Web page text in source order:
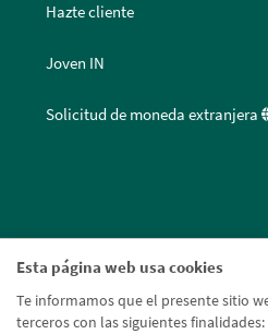
Esta página web usa cookies
Te informamos que el presente sitio
terceros con las siguientes
Hazte cliente
Joven IN
Solicitud de moneda extranjera